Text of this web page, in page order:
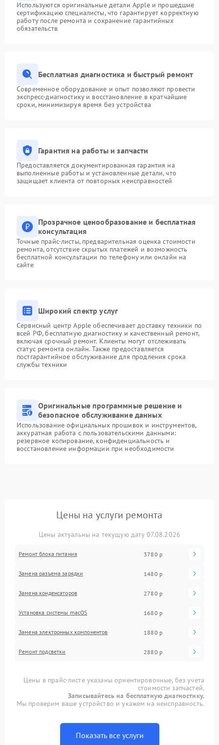
Используются оригинальные детали Apple и прошедшие
сертификацию специалисты, что гарантирует корректную
работу после ремонта и сохранение гарантийных
обязательств
Бесплатная диагностика и быстрый ремонт
Современное оборудование и опыт позволяют провести
экспресс-диагностику и восстановление в кратчайшие
сроки, минимизируя время без устройства
Гарантия на работы и запчасти
Предоставляется документированная гарантия на
выполненные работы и установленные детали, что
защищает клиента от повторных неисправностей
Прозрачное ценообразование и бесплатная
консультация
Точные прайс-листы, предварительная оценка стоимости
ремонта, отсутствие скрытых платежей и возможность
бесплатной консультации по телефону или онлайн на
сайте
Широкий спектр услуг
Сервисный центр Apple обеспечивает доставку техники по
всей РФ, бесплатную диагностику и качественный ремонт,
включая срочный ремонт. Клиенты могут отслеживать
статус ремонта онлайн. Также предоставляется
постгарантийное обслуживание для продления срока
службы техники
Оригинальные программные решение и
безопасное обслуживание данных
Использование официальных прошивок и инструментов,
аккуратная работа с пользовательскими данными:
резервное копирование, конфиденциальность и
восстановление информации при необходимости
Цены на услуги ремонта
Цены актуальны на текущую дату 07.08.2026
Ремонт блока питания 3780 р
Замена разъема зарядки 1480 р
Замена конденсаторов 2780 р
Установка системы macOS 1680 р
Замена электронных компонентов 1880 р
Ремонт подсветки 2880 р
Цены в прайс-листе указаны ориентировочные, без учета
стоимости запчастей.
Записывайтесь на бесплатную диагностику.
Мы проверим ваше устройство и укажем на неисправность.
Показать все услуги